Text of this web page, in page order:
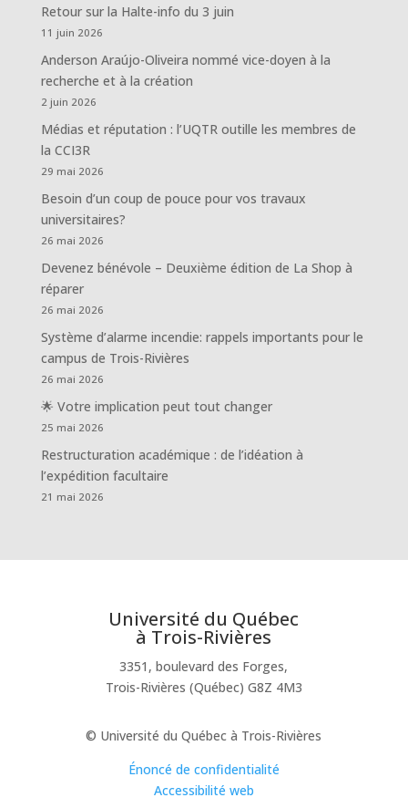
Retour sur la Halte-info du 3 juin
11 juin 2026
Anderson Araújo-Oliveira nommé vice-doyen à la
recherche et à la création
2 juin 2026
Médias et réputation : l’UQTR outille les membres de
la CCI3R
29 mai 2026
Besoin d’un coup de pouce pour vos travaux
universitaires?
26 mai 2026
Devenez bénévole – Deuxième édition de La Shop à
réparer
26 mai 2026
Système d’alarme incendie: rappels importants pour le
campus de Trois-Rivières
26 mai 2026
🌟 Votre implication peut tout changer
25 mai 2026
Restructuration académique : de l’idéation à
l’expédition facultaire
21 mai 2026
Université du Québec
à Trois-Rivières
3351, boulevard des Forges,
Trois-Rivières (Québec) G8Z 4M3
© Université du Québec à Trois-Rivières
Énoncé de confidentialité
Accessibilité web